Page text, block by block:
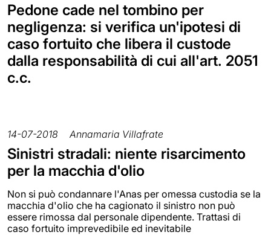
Pedone cade nel tombino per
negligenza: si verifica un'ipotesi di
caso fortuito che libera il custode
dalla responsabilità di cui all'art. 2051
c.c.
14-07-2018 Annamaria Villafrate
Sinistri stradali: niente risarcimento
per la macchia d'olio
Non si può condannare l'Anas per omessa custodia se la
macchia d'olio che ha cagionato il sinistro non può
essere rimossa dal personale dipendente. Trattasi di
caso fortuito imprevedibile ed inevitabile